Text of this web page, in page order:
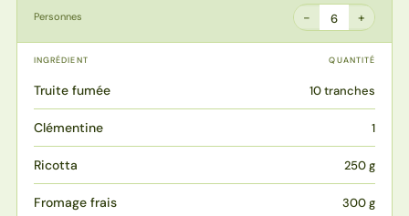
Personnes − 6 +
INGRÉDIENT QUANTITÉ
Truite fumée 10 tranches
Clémentine 1
Ricotta 250 g
Fromage frais 300 g